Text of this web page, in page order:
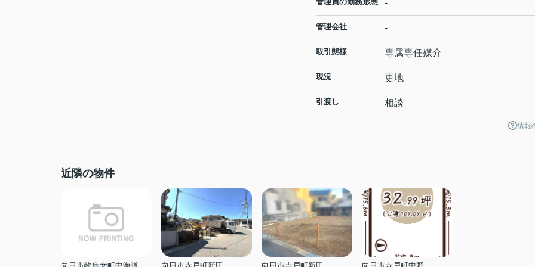
-
管理会社 -
取引態様 専属専任媒介
現況 更地
引渡し 相談
情報
近隣の物件